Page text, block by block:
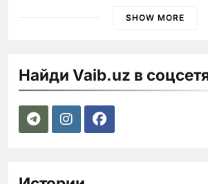
SHOW MORE
Найди Vaib.uz в